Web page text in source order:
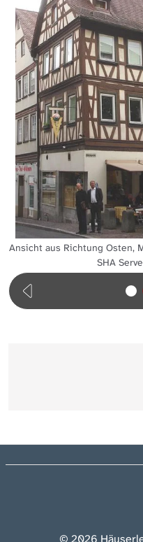
Ansicht aus Richtung Osten,
SHA
© 2026